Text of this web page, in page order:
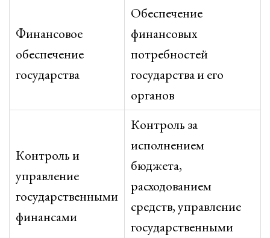
Финансовое
обеспечение
государства
Обеспечение
финансовых
потребностей
государства и его
органов
Контроль и
управление
государственными
финансами
Контроль за
исполнением
бюджета,
расходованием
средств, управление
государственными